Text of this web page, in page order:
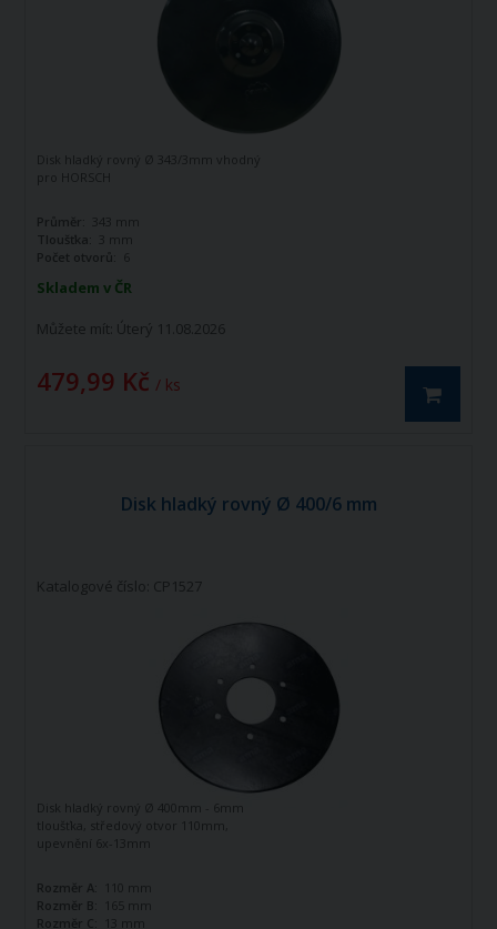
Skladem v ČR
Můžete mít: Úterý 11.08.2026
479,99 Kč / ks
Disk hladký rovný Ø 343/3mm vhodný
pro HORSCH
Průměr:
343 mm
Tloušťka:
3 mm
Počet otvorů: 6
Disk hladký rovný Ø 400/6 mm
Katalogové číslo: CP1527
Disk hladký rovný Ø 400mm - 6mm
tloušťka, středový otvor 110mm,
upevnění 6x-13mm
Rozměr A:
110 mm
Rozměr B:
165 mm
Rozměr C:
13 mm